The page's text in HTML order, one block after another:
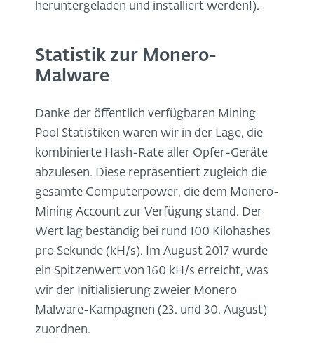
heruntergeladen und installiert werden!).
Statistik zur Monero-
Malware
Danke der öffentlich verfügbaren Mining
Pool Statistiken waren wir in der Lage, die
kombinierte Hash-Rate aller Opfer-Geräte
abzulesen. Diese repräsentiert zugleich die
gesamte Computerpower, die dem Monero-
Mining Account zur Verfügung stand. Der
Wert lag beständig bei rund 100 Kilohashes
pro Sekunde (kH/s). Im August 2017 wurde
ein Spitzenwert von 160 kH/s erreicht, was
wir der Initialisierung zweier Monero
Malware-Kampagnen (23. und 30. August)
zuordnen.